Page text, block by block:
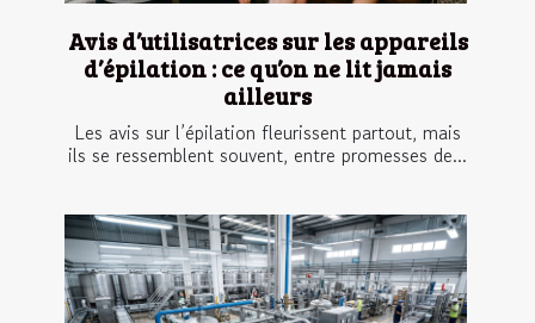
Avis d’utilisatrices sur les appareils
d’épilation : ce qu’on ne lit jamais
ailleurs
Les avis sur l’épilation fleurissent partout, mais
ils se ressemblent souvent, entre promesses de...